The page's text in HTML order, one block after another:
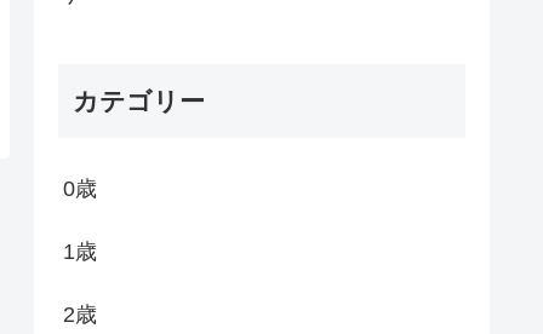
カテゴリー
0歳
1歳
2歳